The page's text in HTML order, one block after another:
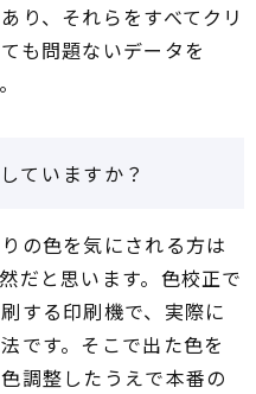
り、それらをすべてクリ
も問題ないデータを
ていますか？
の色を気にされる方は
だと思います。色校正で
する印刷機で、実際に
です。そこで出た色を
調整したうえで本番の